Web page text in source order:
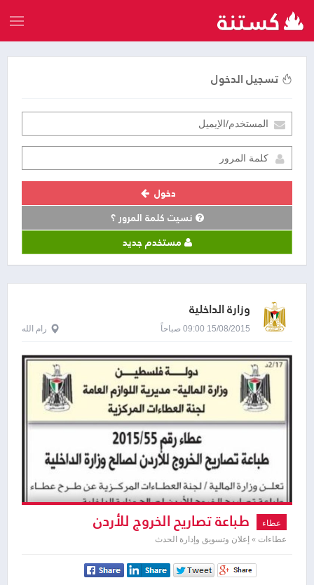
تسجيل الدخول
دخول
نسيت كلمة المرور ؟
مستخدم جديد
وزارة الداخلية
15/08/2015 09:00 صباحاً رام الله
عطاء طباعة تصاريح الخروج للأردن
عطاءات » إعلان وتسويق وإدارة الحدث